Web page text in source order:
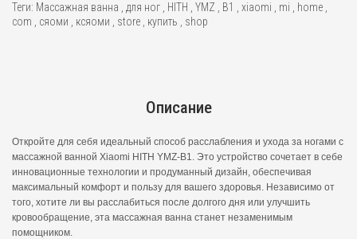
Теги: Массажная ванна для ног HITH YMZ B1 xiaomi mi home
com
сяоми ксяоми store купить shop
Описание
Откройте для себя идеальный способ расслабления и ухода за ногами с
массажной ванной Xiaomi HITH YMZ-B1. Это устройство сочетает в себе
инновационные технологии и продуманный дизайн, обеспечивая
максимальный комфорт и пользу для вашего здоровья. Независимо от
того, хотите ли вы расслабиться после долгого дня или улучшить
кровообращение, эта массажная ванна станет незаменимым
помощником.